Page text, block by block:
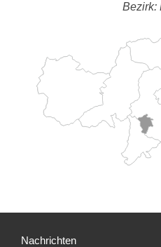
Bezirk:
Nachrichten